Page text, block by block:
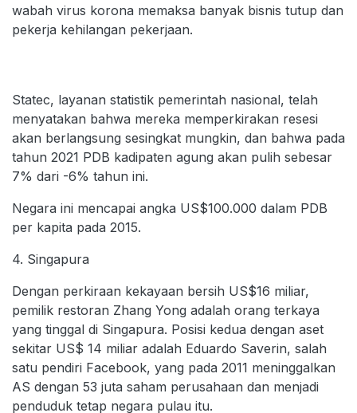
wabah virus korona memaksa banyak bisnis tutup dan
pekerja kehilangan pekerjaan.
Statec, layanan statistik pemerintah nasional, telah
menyatakan bahwa mereka memperkirakan resesi
akan berlangsung sesingkat mungkin, dan bahwa pada
tahun 2021 PDB kadipaten agung akan pulih sebesar
7% dari -6% tahun ini.
Negara ini mencapai angka US$100.000 dalam PDB
per kapita pada 2015.
4. Singapura
Dengan perkiraan kekayaan bersih US$16 miliar,
pemilik restoran Zhang Yong adalah orang terkaya
yang tinggal di Singapura. Posisi kedua dengan aset
sekitar US$ 14 miliar adalah Eduardo Saverin, salah
satu pendiri Facebook, yang pada 2011 meninggalkan
AS dengan 53 juta saham perusahaan dan menjadi
penduduk tetap negara pulau itu.